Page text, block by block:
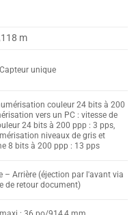
m
Capteur unique
couleur 24 bits à 200
vers un PC : vitesse de
24 bits à 200 ppp : 3 pps,
niveaux de gris et
8 bits à 200 ppp : 13 pps
– Arrière (éjection par l'avant via
de retour document)